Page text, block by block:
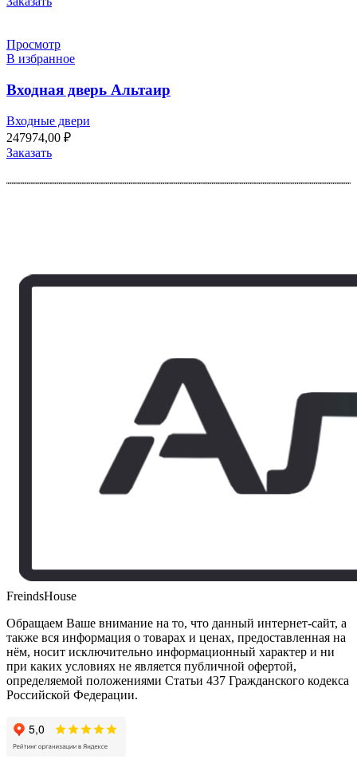
Просмотр
В избранное
Входная дверь Альтаир
Входные двери
247974,00 ₽
Заказать
FreindsHouse
Обращаем Ваше внимание на то, что данный интернет-сайт, а
также вся информация о товарах и ценах, предоставленная на
нём, носит исключительно информационный характер и ни
при каких условиях не является публичной офертой,
определяемой положениями Статьи 437 Гражданского кодекса
Российской Федерации.